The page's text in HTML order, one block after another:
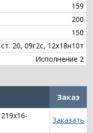
159
200
150
ст. 20, 09г2с, 12х18н10т
Исполнение 2
Заказ
Заказать